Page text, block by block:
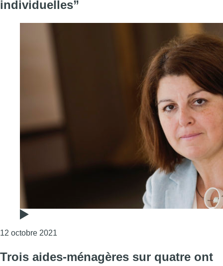
individuelles”
12 octobre 2021
Trois aides-ménagères sur quatre ont